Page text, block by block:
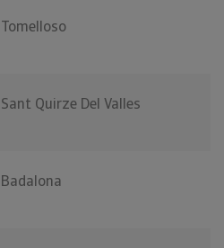
Tomelloso
Sant Quirze Del Valles
Badalona